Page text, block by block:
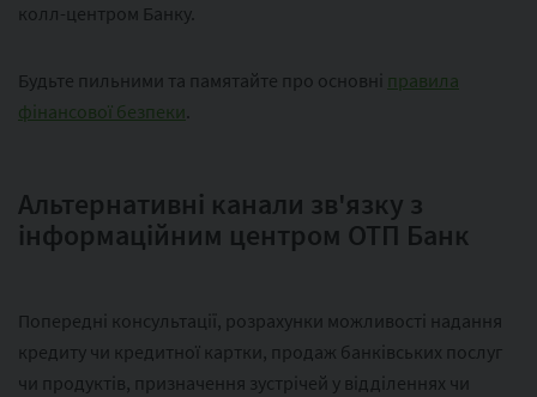
колл-центром Банку.
Будьте пильними та памятайте про основні правила
фінансової безпеки
Альтернативні канали зв'язку з
інформаційним центром ОТП Банк
Попередні консультації, розрахунки можливості надання
кредиту чи кредитної картки, продаж банківських послуг
чи продуктів, призначення зустрічей у відділеннях чи